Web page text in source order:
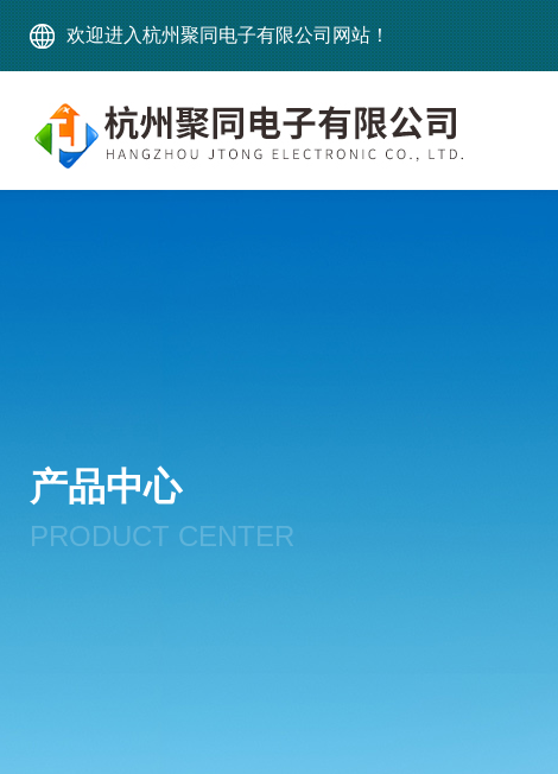
欢迎进入杭州聚同电子有限公司网站！
产品中心
PRODUCT CENTER